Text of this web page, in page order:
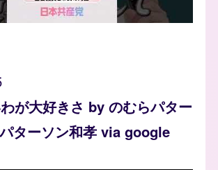
が大好きさ by のむらパター
ターソン和孝 via google